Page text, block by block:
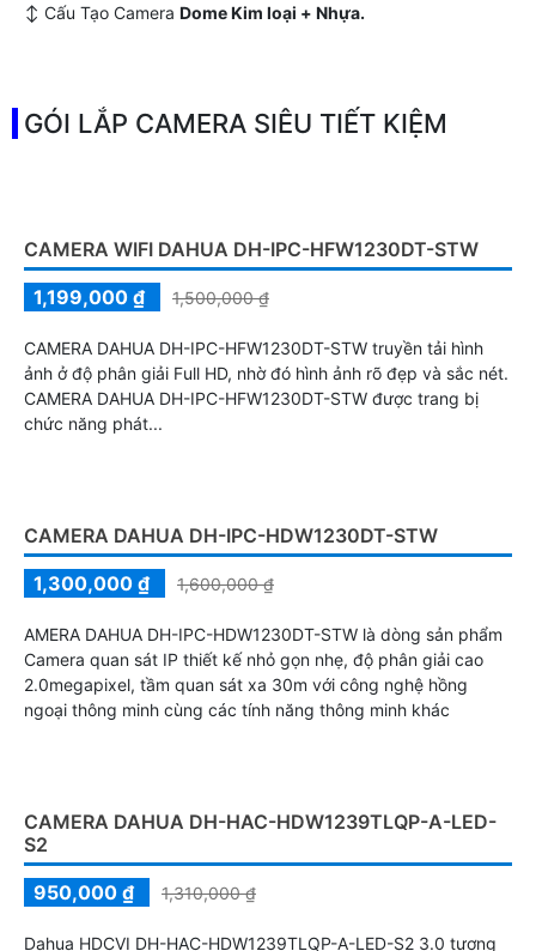
↕️ Cấu Tạo Camera Dome Kim loại + Nhựa.
GÓI LẮP CAMERA SIÊU TIẾT KIỆM
CAMERA WIFI DAHUA DH-IPC-HFW1230DT-STW
1,199,000 ₫
1,500,000 ₫
CAMERA DAHUA DH-IPC-HFW1230DT-STW truyền tải hình
ảnh ở độ phân giải Full HD, nhờ đó hình ảnh rõ đẹp và sắc nét.
CAMERA DAHUA DH-IPC-HFW1230DT-STW được trang bị
chức năng phát...
CAMERA DAHUA DH-IPC-HDW1230DT-STW
1,300,000 ₫
1,600,000 ₫
AMERA DAHUA DH-IPC-HDW1230DT-STW là dòng sản phẩm
Camera quan sát IP thiết kế nhỏ gọn nhẹ, độ phân giải cao
2.0megapixel, tầm quan sát xa 30m với công nghệ hồng
ngoại thông minh cùng các tính năng thông minh khác
CAMERA DAHUA DH-HAC-HDW1239TLQP-A-LED-
S2
950,000 ₫
1,310,000 ₫
Dahua HDCVI DH-HAC-HDW1239TLQP-A-LED-S2 3.0 tương